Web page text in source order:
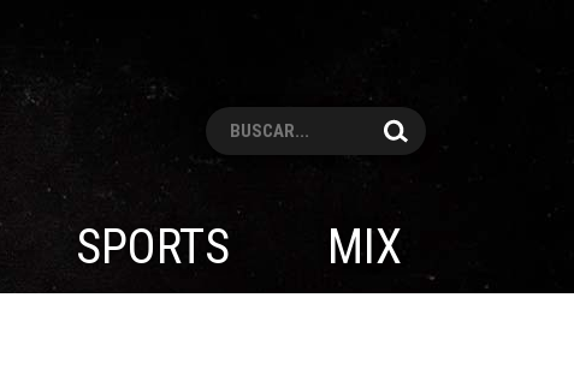
Pesquisar
SPORTS MIX